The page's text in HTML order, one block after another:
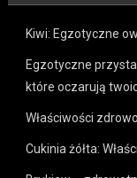
Kiwi: Egzotyczne
Egzotyczne
które oczarują
Właściwości
Cukinia żółta: